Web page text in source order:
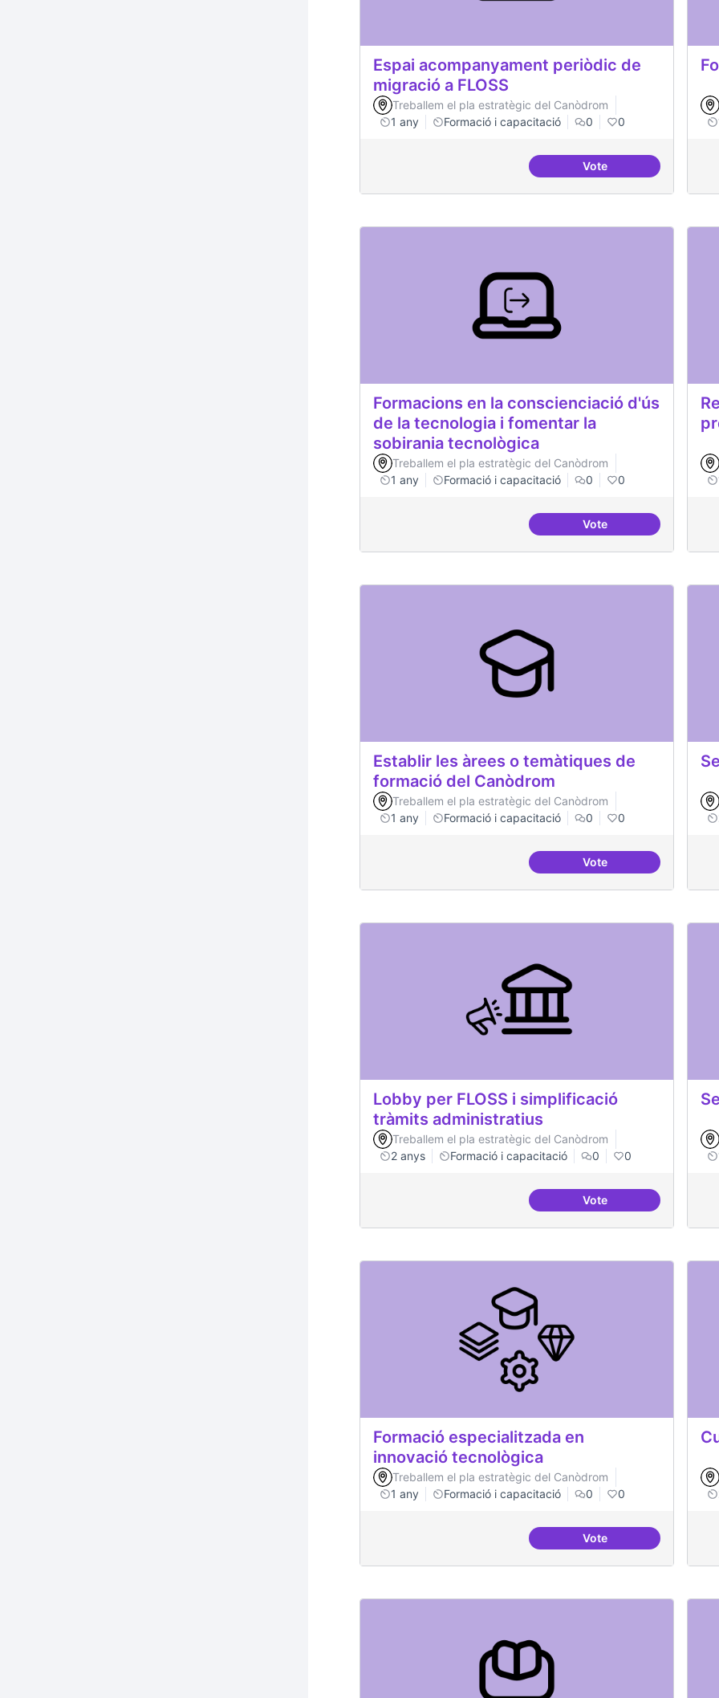
Espai acompanyament periòdic de
migració a FLOSS
Treballem el pla estratègic del Canòdrom
1 any
Formació i capacitació 0 0
VoteEspai acompanyament
Formacions en la conscienciació d'ús
de la tecnologia i fomentar la
sobirania tecnològica
Treballem el pla estratègic del Canòdrom
1 any
Formació i capacitació 0 0
VoteFormacions en la
Establir les àrees o temàtiques de
formació del Canòdrom
Treballem el pla estratègic del Canòdrom
1 any
Formació i capacitació 0 0
VoteEstablir les àrees o
Lobby per FLOSS i simplificació
tràmits administratius
Treballem el pla estratègic del Canòdrom
2 anys
Formació i capacitació 0 0
VoteLobby per FLOSS i
Formació especialitzada en
innovació tecnològica
Treballem el pla estratègic del Canòdrom
1 any
Formació i capacitació 0 0
VoteFormació